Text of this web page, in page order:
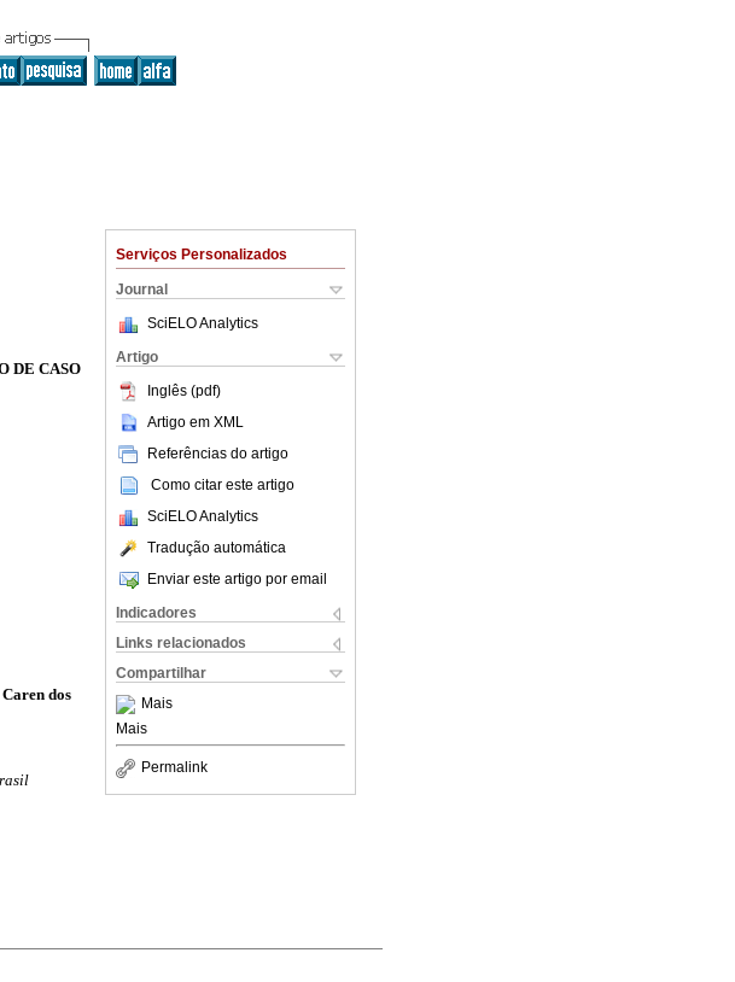
Serviços Personalizados
Journal
SciELO Analytics
Artigo
Inglês (pdf)
Artigo em XML
Referências do artigo
Como citar este artigo
SciELO Analytics
Tradução automática
Enviar este artigo por email
Indicadores
Links relacionados
Compartilhar
Mais
Mais
Permalink
DE CASO
Caren dos